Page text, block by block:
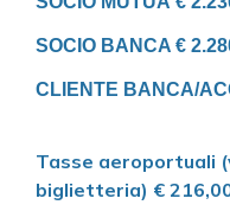
SOCIO BANCA €
CLIENTE BANCA/
Tasse aeroportuali
biglietteria) €